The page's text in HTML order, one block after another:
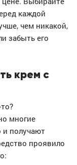
каждой
чем никакой,
забыть его
крем с
многие
и получают
проявило